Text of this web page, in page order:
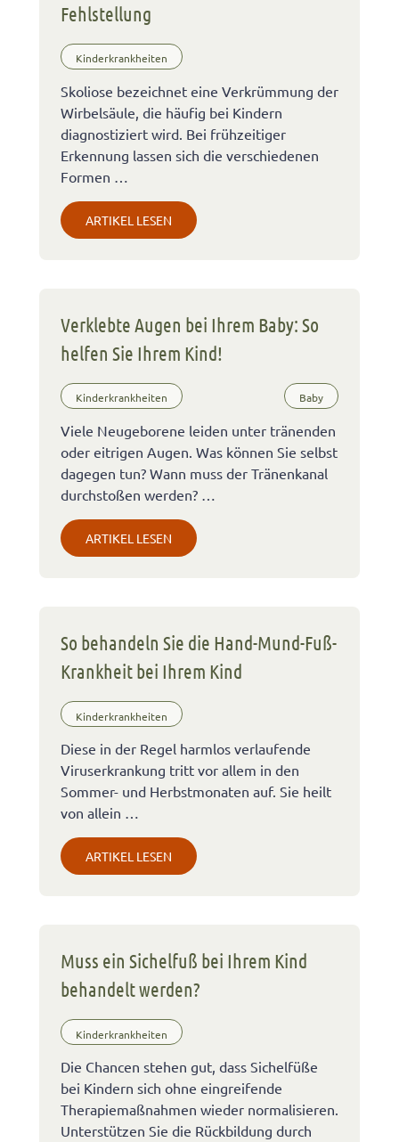
Fehlstellung
Kinderkrankheiten
Skoliose bezeichnet eine Verkrümmung der
Wirbelsäule, die häufig bei Kindern
diagnostiziert wird. Bei frühzeitiger
Erkennung lassen sich die verschiedenen
Formen …
ARTIKEL LESEN
Verklebte Augen bei Ihrem Baby: So
helfen Sie Ihrem Kind!
Kinderkrankheiten Baby
Viele Neugeborene leiden unter tränenden
oder eitrigen Augen. Was können Sie selbst
dagegen tun? Wann muss der Tränenkanal
durchstoßen werden? …
ARTIKEL LESEN
So behandeln Sie die Hand-Mund-Fuß-
Krankheit bei Ihrem Kind
Kinderkrankheiten
Diese in der Regel harmlos verlaufende
Viruserkrankung tritt vor allem in den
Sommer- und Herbstmonaten auf. Sie heilt
von allein …
ARTIKEL LESEN
Muss ein Sichelfuß bei Ihrem Kind
behandelt werden?
Kinderkrankheiten
Die Chancen stehen gut, dass Sichelfüße
bei Kindern sich ohne eingreifende
Therapiemaßnahmen wieder normalisieren.
Unterstützen Sie die Rückbildung durch